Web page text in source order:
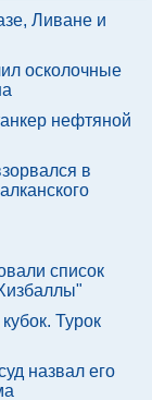
Ливане и
осколочные
нефтяной
в
список
Турок
назвал его